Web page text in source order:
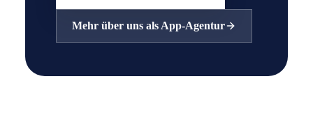
Mehr über uns als App-Agentur